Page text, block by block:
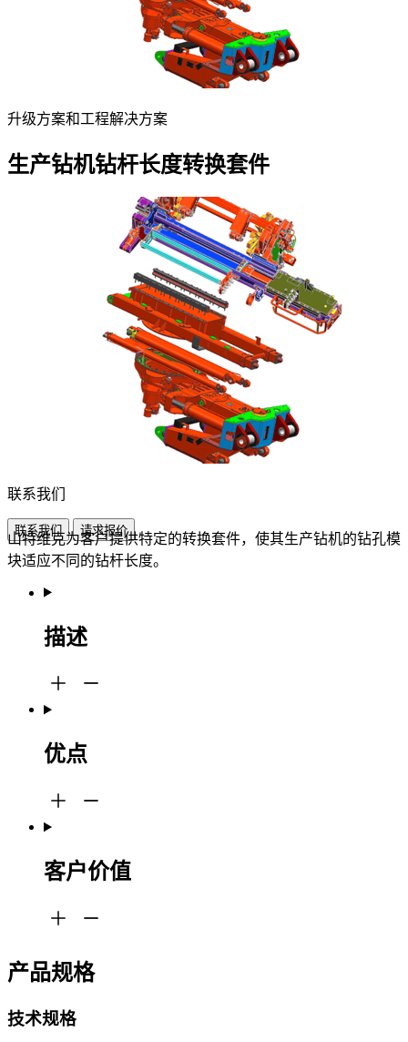
升级方案和工程解决方案
生产钻机钻杆长度转换套件
联系我们
联系我们 请求报价
山特维克为客户提供特定的转换套件，使其生产钻机的钻孔模
块适应不同的钻杆长度。
描述
优点
客户价值
产品规格
技术规格